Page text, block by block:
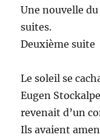
Une nouvelle du
suites.
Deuxième suite
Le soleil se
Eugen
revenait d’un
Ils avaient